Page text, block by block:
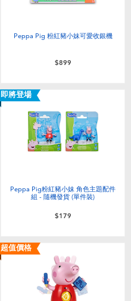
Peppa Pig 粉紅豬小妹可愛收銀機
$899
即將登場
Peppa Pig粉紅豬小妹 角色主題配件
組 - 隨機發貨 (單件裝)
$179
超值價格